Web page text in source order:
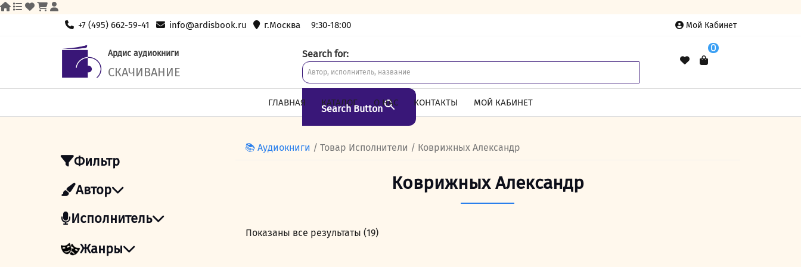
+7 (495) 662-59-41 info@ardisbook.ru г.Москва 9:30-18:00 Мой Кабинет
Ардис аудиокниги
СКАЧИВАНИЕ
Search for:
Search Button
0
ГЛАВНАЯ КАТАЛОГ О НАС КОНТАКТЫ МОЙ КАБИНЕТ
Фильтр
Автор
Исполнитель
Жанры
📚 Аудиокниги / Товар Исполнители / Коврижных Александр
Коврижных Александр
Показаны все результаты (19)Сортировка: